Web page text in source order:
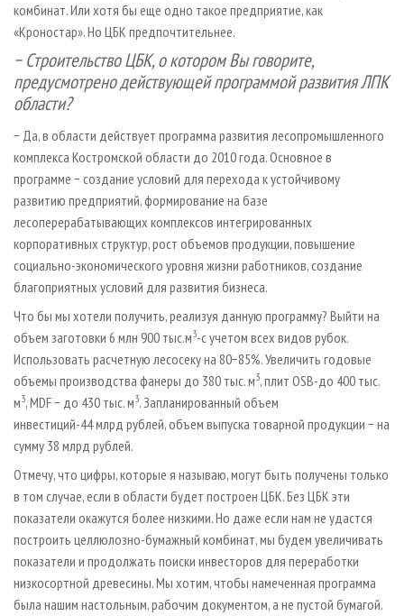
комбинат. Или хотя бы еще одно такое предприятие, как
«Кроностар». Но ЦБК предпочтительнее.
− Строительство ЦБК, о котором Вы говорите,
предусмотрено действующей программой развития ЛПК
области?
− Да, в области действует программа развития лесопромышленного
комплекса Костромской области до 2010 года. Основное в
программе − создание условий для перехода к устойчивому
развитию предприятий, формирование на базе
лесоперерабатывающих комплексов интегрированных
корпоративных структур, рост объемов продукции, повышение
социально-экономического уровня жизни работников, создание
благоприятных условий для развития бизнеса.
Что бы мы хотели получить, реализуя данную программу? Выйти на
объем заготовки 6 млн 900 тыс.м3-с учетом всех видов рубок.
Использовать расчетную лесосеку на 80−85%. Увеличить годовые
объемы производства фанеры до 380 тыс. м3, плит OSB-до 400 тыс.
м3, MDF − до 430 тыс. м3. Запланированный объем
инвестиций-44 млрд рублей, объем выпуска товарной продукции − на
сумму 38 млрд рублей.
Отмечу, что цифры, которые я называю, могут быть получены только
в том случае, если в области будет построен ЦБК. Без ЦБК эти
показатели окажутся более низкими. Но даже если нам не удастся
построить целлюлозно-бумажный комбинат, мы будем увеличивать
показатели и продолжать поиски инвесторов для переработки
низкосортной древесины. Мы хотим, чтобы намеченная программа
была нашим настольным, рабочим документом, а не пустой бумагой.